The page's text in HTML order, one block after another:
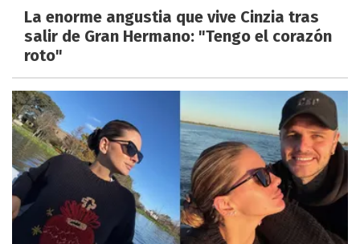
La enorme angustia que vive Cinzia tras
salir de Gran Hermano: "Tengo el corazón
roto"